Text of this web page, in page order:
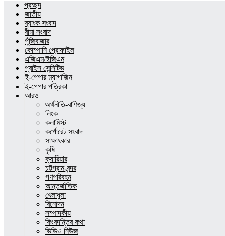
প্রচ্ছদ
জাতীয়
ব্যাংক সংবাদ
বীমা সংবাদ
পুঁজিবাজার
কোম্পানি প্রোফাইল
এজিএম/ইজিএম
প্রাইস সেন্সিটিভ
ই-পেপার ম্যাগাজিন
ই-পেপার পত্রিকা
আরও
অর্থনীতি-বাণিজ্য
লিংক
কলামিস্ট
কর্পোরেট সংবাদ
সাক্ষাৎকার
কৃষি
ক্যারিয়ার
চট্টগ্রাম-বন্দর
গণপরিবহন
আন্তর্জাতিক
খেলাধুলা
বিনোদন
সম্পাদকীয়
কিংবদন্তির কথা
ভিডিও নিউজ